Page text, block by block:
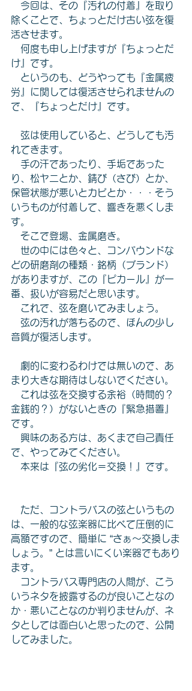
今回は、その『汚れの付着』を取り
除くことで、ちょっとだけ古い弦を復
活させます。
何度も申し上げますが『ちょっとだ
け』です。
というのも、どうやっても『金属疲
労』に関しては復活させられませんの
で、『ちょっとだけ』です。
弦は使用していると、どうしても汚
れてきます。
手の汗であったり、手垢であった
り、松ヤニとか、錆び（さび）とか、
保管状態が悪いとカビとか・・・そう
いうものが付着して、響きを悪くしま
す。
そこで登場、金属磨き。
世の中には色々と、コンパウンドな
どの研磨剤の種類・銘柄（ブランド）
がありますが、この『ピカール』が一
番、扱いが容易だと思います。
これで、弦を磨いてみましょう。
弦の汚れが落ちるので、ほんの少し
音質が復活します。
劇的に変わるわけでは無いので、あ
まり大きな期待はしないでください。
これは弦を交換する余裕（時間的？
金銭的？）がないときの『緊急措置』
です。
興味のある方は、あくまで自己責任
で、やってみてください。
本来は『弦の劣化＝交換！』です。
ただ、コントラバスの弦というもの
は、一般的な弦楽器に比べて圧倒的に
高額ですので、簡単に “さぁ〜交換しま
しょう。” とは言いにくい楽器でもあり
ます。
コントラバス専門店の人間が、こう
いうネタを披露するのが良いことなの
か・悪いことなのか判りませんが、ネ
タとしては面白いと思ったので、公開
してみました。